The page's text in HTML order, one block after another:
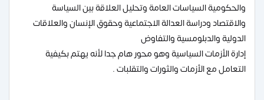
والحكومية السياسات العامة وتحليل العلاقة بين السياسة
والاقتصاد ودراسة العدالة الاجتماعية وحقوق الإنسان والعلاقات
الدولية والدبلومسية والتفاوض
إدارة الأزمات السياسية وهو محور هام جدا لأنه يهتم بكيفية
التعامل مع الأزمات والثورات والتقلبات .